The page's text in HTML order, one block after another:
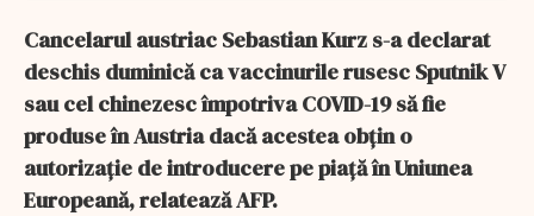
Cancelarul austriac Sebastian Kurz s-a declarat
deschis duminică ca vaccinurile rusesc Sputnik V
sau cel chinezesc împotriva COVID-19 să fie
produse în Austria dacă acestea obţin o
autorizaţie de introducere pe piaţă în Uniunea
Europeană, relatează AFP.